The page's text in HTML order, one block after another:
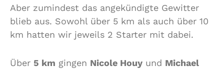
Aber zumindest das angekündigte Gewitter
blieb aus. Sowohl über 5 km als auch über 10
km hatten wir jeweils 2 Starter mit dabei.
Über 5 km gingen Nicole Houy und Michael